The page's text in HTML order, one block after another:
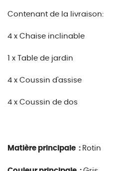
Contenant de la livraison:
4 x Chaise inclinable
1 x Table de jardin
4 x Coussin d'assise
4 x Coussin de dos
Matière principale : Rotin